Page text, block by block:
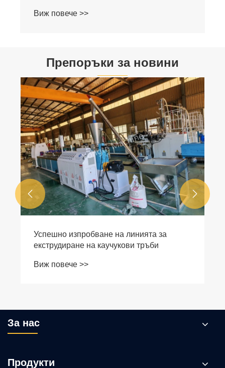
Виж повече >>
Препоръки за новини
Успешно изпробване на линията за
екструдиране на каучукови тръби
Виж повече >>
 
За нас
Продукти